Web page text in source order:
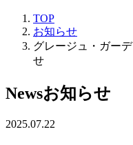
TOP
お知らせ
グレージュ・ガー
せ
Newsお知らせ
2025.07.22